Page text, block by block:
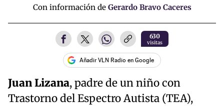
Con información de Gerardo Bravo Caceres
630
visitas
Añadir VLN Radio en Google
Juan Lizana, padre de un niño con
Trastorno del Espectro Autista (TEA),